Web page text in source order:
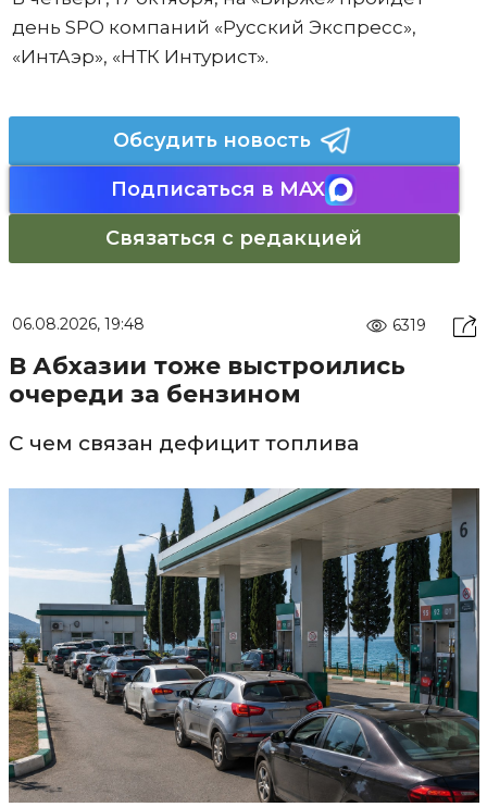
день SPO компаний «Русский Экспресс»,
«ИнтАэр», «НТК Интурист».
Обсудить новость
Подписаться в MAX
Связаться с редакцией
06.08.2026, 19:48 6319
В Абхазии тоже выстроились
очереди за бензином
С чем связан дефицит топлива